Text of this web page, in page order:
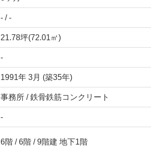
- / -
21.78坪(72.01㎡)
-
1991年 3月 (築35年)
事務所 / 鉄骨鉄筋コンクリート
-
6階 / 6階 / 9階建 地下1階